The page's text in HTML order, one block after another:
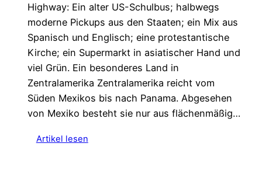
Highway: Ein alter US-Schulbus; halbwegs
moderne Pickups aus den Staaten; ein Mix aus
Spanisch und Englisch; eine protestantische
Kirche; ein Supermarkt in asiatischer Hand und
viel Grün. Ein besonderes Land in
Zentralamerika Zentralamerika reicht vom
Süden Mexikos bis nach Panama. Abgesehen
von Mexiko besteht sie nur aus flächenmäßig…
Artikel lesen: